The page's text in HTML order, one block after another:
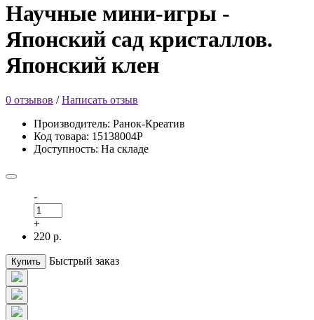
Научные мини-игры -
Японский сад кристаллов.
Японский клен
0 отзывов /Написать отзыв
Производитель: Ранок-Креатив
Код товара: 15138004Р
Доступность: На складе
-
+
220 р.
Купить Быстрый заказ